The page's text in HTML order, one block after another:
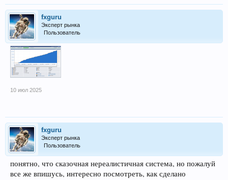
fxguru
Эксперт рынка
Пользователь
10 июл 2025
fxguru
Эксперт рынка
Пользователь
понятно, что сказочная нереалистичная система, но пожалуй
все же впишусь, интересно посмотреть, как сделано